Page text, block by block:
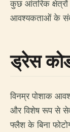
कुछ आंतरिक क्षेत्रों
आवश्यकताओं के
ड्रेस
विनम्र पोशाक
और विशेष रूप से
फ्लैश के बिना